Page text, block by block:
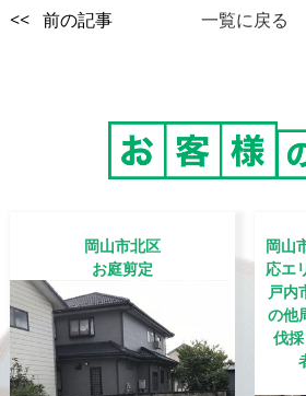
<< 前の記事 一覧に戻る
岡山市北区
お庭剪定
岡山
応エ
戸
の他
伐